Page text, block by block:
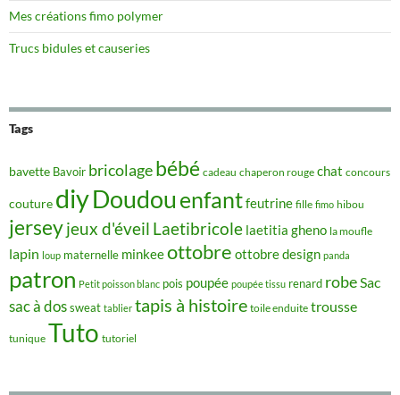
Mes créations fimo polymer
Trucs bidules et causeries
Tags
bavette Bavoir bricolagebébé cadeau chaperon rouge chat concours
couture diyDoudou enfantfeutrine fille fimo hibou
jerseyjeux d'éveil Laetibricole laetitia gheno la moufle
lapin loup maternelle minkeeottobre ottobre design panda
patron Petit poisson blanc pois poupée poupée tissu renard robeSac
sac à dossweat tablier tapis à histoire toile enduite trousse
tunique Tuto tutoriel